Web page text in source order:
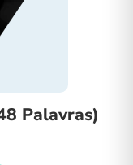
Palavras)